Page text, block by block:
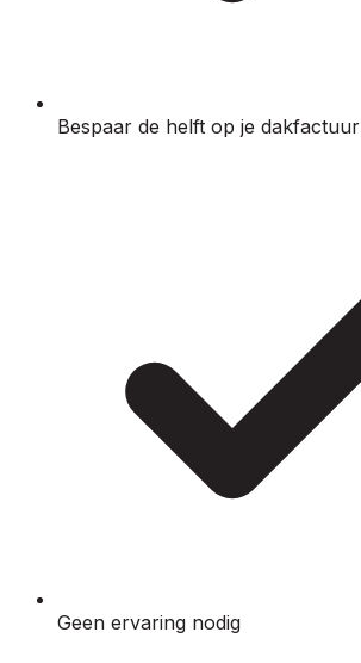
Bespaar de helft op je dakfactuur
Geen ervaring nodig